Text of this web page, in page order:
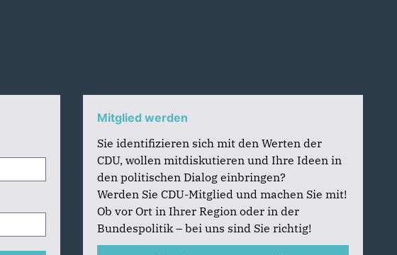
Mitglied werden
Sie identifizieren sich mit den Werten der
CDU, wollen mitdiskutieren und Ihre Ideen in
den politischen Dialog einbringen?
Werden Sie CDU-Mitglied und machen Sie mit!
Ob vor Ort in Ihrer Region oder in der
Bundespolitik – bei uns sind Sie richtig!